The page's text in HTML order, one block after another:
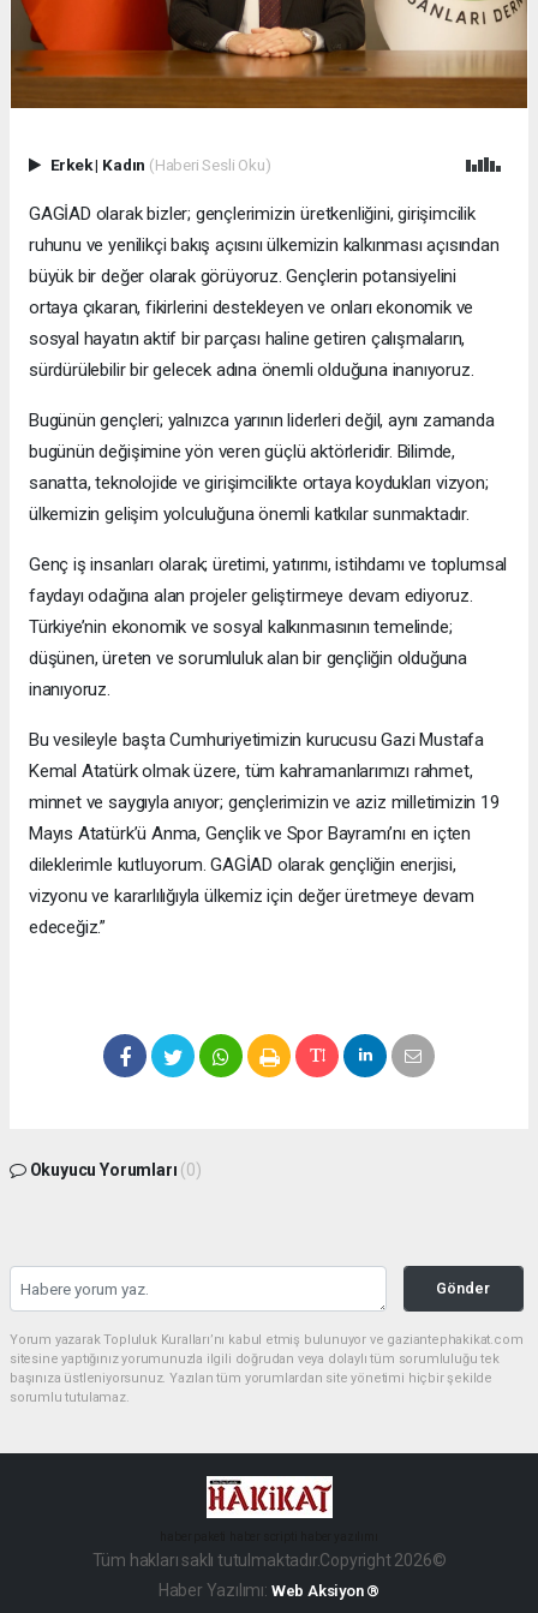
Erkek| Kadın (Haberi Sesli Oku)
GAGİAD olarak bizler; gençlerimizin üretkenliğini, girişimcilik
ruhunu ve yenilikçi bakış açısını ülkemizin kalkınması açısından
büyük bir değer olarak görüyoruz. Gençlerin potansiyelini
ortaya çıkaran, fikirlerini destekleyen ve onları ekonomik ve
sosyal hayatın aktif bir parçası haline getiren çalışmaların,
sürdürülebilir bir gelecek adına önemli olduğuna inanıyoruz.
Bugünün gençleri; yalnızca yarının liderleri değil, aynı zamanda
bugünün değişimine yön veren güçlü aktörleridir. Bilimde,
sanatta, teknolojide ve girişimcilikte ortaya koydukları vizyon;
ülkemizin gelişim yolculuğuna önemli katkılar sunmaktadır.
Genç iş insanları olarak; üretimi, yatırımı, istihdamı ve toplumsal
faydayı odağına alan projeler geliştirmeye devam ediyoruz.
Türkiye’nin ekonomik ve sosyal kalkınmasının temelinde;
düşünen, üreten ve sorumluluk alan bir gençliğin olduğuna
inanıyoruz.
Bu vesileyle başta Cumhuriyetimizin kurucusu Gazi Mustafa
Kemal Atatürk olmak üzere, tüm kahramanlarımızı rahmet,
minnet ve saygıyla anıyor; gençlerimizin ve aziz milletimizin 19
Mayıs Atatürk’ü Anma, Gençlik ve Spor Bayramı’nı en içten
dileklerimle kutluyorum. GAGİAD olarak gençliğin enerjisi,
vizyonu ve kararlılığıyla ülkemiz için değer üretmeye devam
edeceğiz.”
Okuyucu Yorumları (0)
Gönder
Yorum yazarak Topluluk Kuralları’nı kabul etmiş bulunuyor ve gaziantephakikat.com
sitesine yaptığınız yorumunuzla ilgili doğrudan veya dolaylı tüm sorumluluğu tek
başınıza üstleniyorsunuz. Yazılan tüm yorumlardan site yönetimi hiçbir şekilde
sorumlu tutulamaz.
Tüm hakları saklı tutulmaktadır.Copyright 2026©
Haber Yazılımı: Web Aksiyon ®